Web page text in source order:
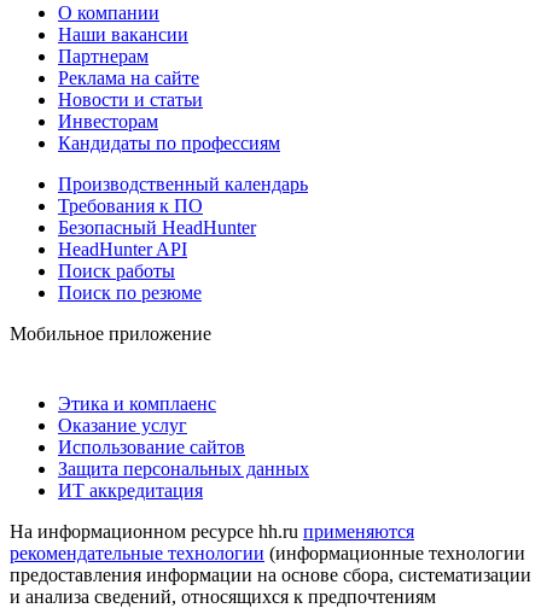
О компании
Наши вакансии
Партнерам
Реклама на сайте
Новости и статьи
Инвесторам
Кандидаты по профессиям
Производственный календарь
Требования к ПО
Безопасный HeadHunter
HeadHunter API
Поиск работы
Поиск по резюме
Мобильное приложение
Этика и комплаенс
Оказание услуг
Использование сайтов
Защита персональных данных
ИТ аккредитация
На информационном ресурсе hh.ru применяются
рекомендательные технологии (информационные технологии
предоставления информации на основе сбора, систематизации
и анализа сведений, относящихся к предпочтениям